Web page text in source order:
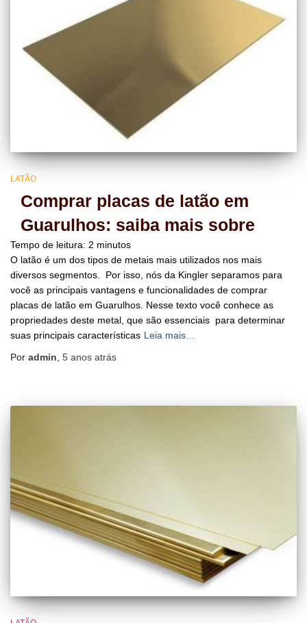
LATÃO
Comprar placas de latão em
Guarulhos: saiba mais sobre
Tempo de leitura: 2 minutos
O latão é um dos tipos de metais mais utilizados nos mais
diversos segmentos. Por isso, nós da Kingler separamos para
você as principais vantagens e funcionalidades de comprar
placas de latão em Guarulhos. Nesse texto você conhece as
propriedades deste metal, que são essenciais para determinar
suas principais características Leia mais…
Por admin 5 anos atrás